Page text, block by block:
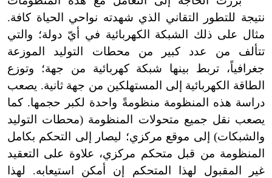
نتيجة للتطور التقاني الذي شهدته نواحي الحياة كافة.
مثال على ذلك الشبكة الكهربائية في أيّ دولة؛ والتي
تتألف من عدد كبير من محطات التوليد الموزعة
جغرافياً، تربط بينها شبكة كهربائية من جهة؛ وتوزع
الطاقة الكهربائية إلى المستهلكين من جهة ثانية. يصعب
دراسة هذه المنظومة منظومةً واحدة لكبر حجمها. كما
يصعب نقل جميع متحولات المنظومة (محطات التوليد
والشبكات) إلى موقع مركزي؛ ليصار إلى التحكم بكامل
المنظومة من قبل متحكم مركزي، علاوة على التعقيد
غير المقبول لهذا المتحكم إن أمكن استيعابه. لهذا